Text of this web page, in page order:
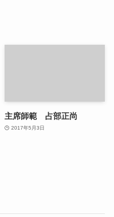
主席師範 占部正尚
2017年5月3日